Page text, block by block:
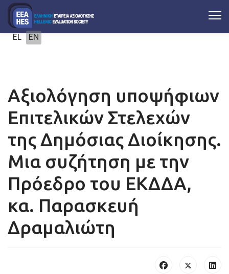
Select your language
EL EN
Αξιολόγηση υποψήφιων
Επιτελικών Στελεχών
της Δημόσιας Διοίκησης.
Μια συζήτηση με την
Πρόεδρο του ΕΚΔΔΑ,
κα. Παρασκευή
Δραμαλιώτη